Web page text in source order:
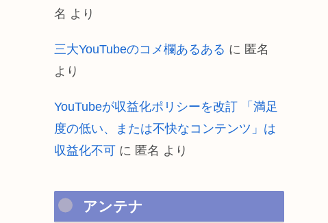
名 より
三大YouTubeのコメ欄あるある に 匿名
より
YouTubeが収益化ポリシーを改訂 「満足
度の低い、または不快なコンテンツ」は
収益化不可 に 匿名 より
アンテナ